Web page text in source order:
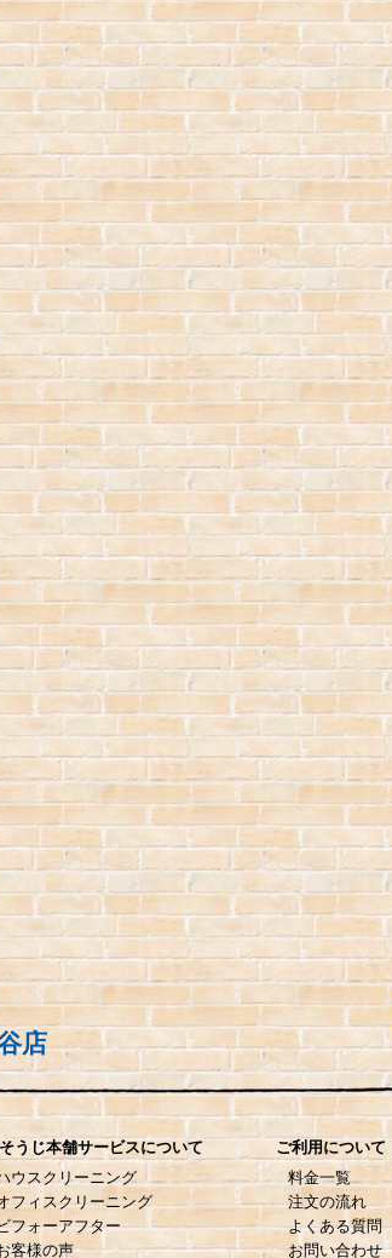
店
うじ本舗サービスについて
ウスクリーニング
フィスクリーニング
フォーアフター
客様の声
ご利用について
料金一覧
注文の流れ
よくある質問
お問い合わせ